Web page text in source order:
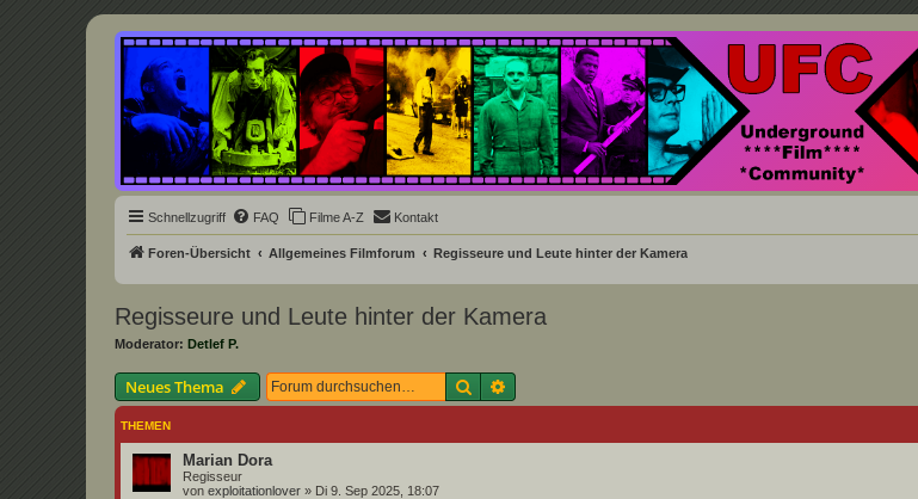
Underground Film Community
Die Underground Film Community ist ein deutschsprachiges Filmforum und ein Paradies für Cineasten und Filmsüchtige jenseits des
Schnellzugriff FAQ Filme A-Z Kontakt
Foren-Übersicht Allgemeines Filmforum Regisseure und Leute hinter der Kamera
Regisseure und Leute hinter der Kamera
Moderator: Detlef P.
Neues Thema Suche
THEMEN
Marian Dora
Regisseur
von exploitationlover » Di 9. Sep 2025, 18:07